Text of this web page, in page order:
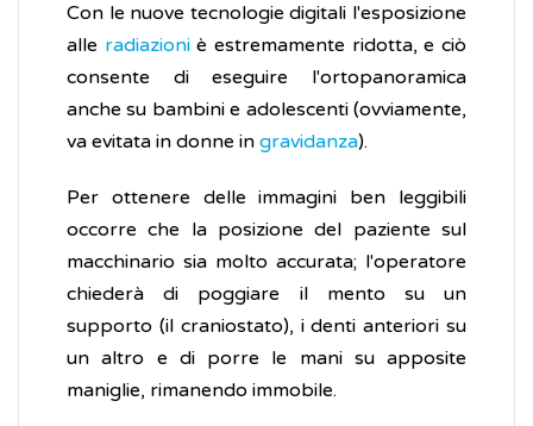
Con le nuove tecnologie digitali l'esposizione
alle radiazioniè estremamente ridotta, e ciò
consente di eseguire l'ortopanoramica
anche su bambini e adolescenti (ovviamente,
va evitata in donne in gravidanza).
Per ottenere delle immagini ben leggibili
occorre che la posizione del paziente sul
macchinario sia molto accurata; l'operatore
chiederà di poggiare il mento su un
supporto (il craniostato), i denti anteriori su
un altro e di porre le mani su apposite
maniglie, rimanendo immobile.